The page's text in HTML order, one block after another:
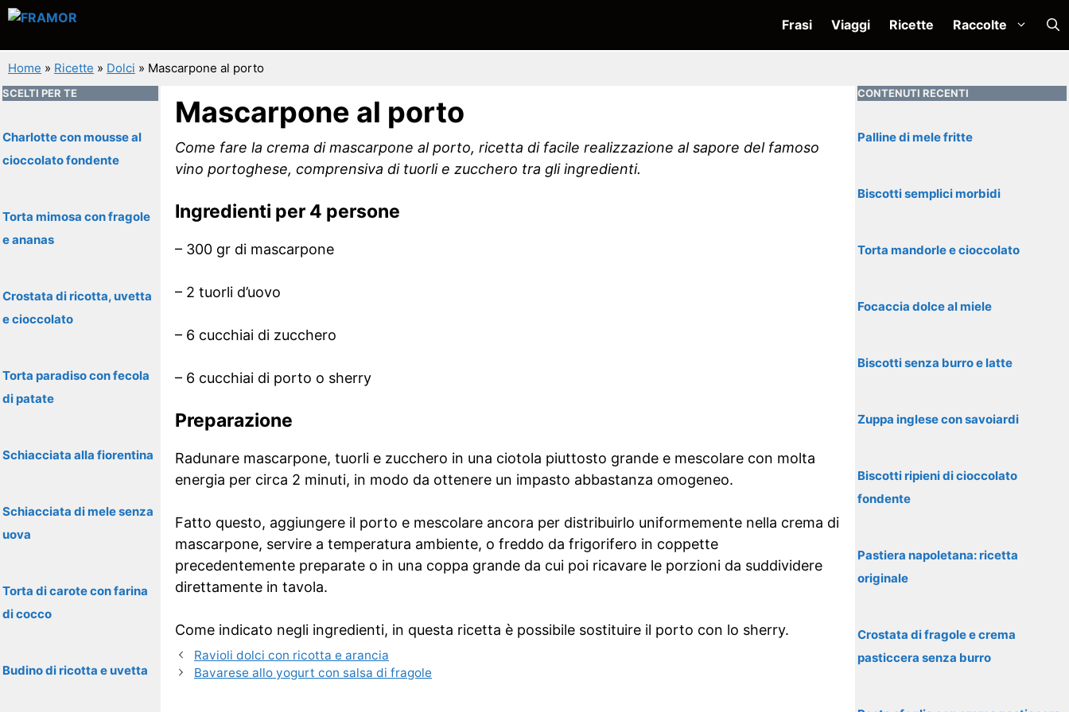
Vai
contenuto
Frasi Viaggi Ricette Raccolte
Home » Ricette » Dolci » Mascarpone al porto
Mascarpone al porto
Come fare la crema di mascarpone al porto, ricetta di facile realizzazione al sapore del famoso
vino portoghese, comprensiva di tuorli e zucchero tra gli ingredienti.
Ingredienti per 4 persone
– 300 gr di mascarpone
– 2 tuorli d’uovo
– 6 cucchiai di zucchero
– 6 cucchiai di porto o sherry
Preparazione
Radunare mascarpone, tuorli e zucchero in una ciotola piuttosto grande e mescolare con molta
energia per circa 2 minuti, in modo da ottenere un impasto abbastanza omogeneo.
Fatto questo, aggiungere il porto e mescolare ancora per distribuirlo uniformemente nella crema di
mascarpone, servire a temperatura ambiente, o freddo da frigorifero in coppette
precedentemente preparate o in una coppa grande da cui poi ricavare le porzioni da suddividere
direttamente in tavola.
Come indicato negli ingredienti, in questa ricetta è possibile sostituire il porto con lo sherry.
Ravioli dolci con ricotta e arancia
Bavarese allo yogurt con salsa di fragole
SCELTI PER TE
Charlotte con mousse al
cioccolato fondente
Torta mimosa con fragole
e ananas
Crostata di ricotta, uvetta
e cioccolato
Torta paradiso con fecola
di patate
Schiacciata alla fiorentina
Schiacciata di mele senza
uova
Torta di carote con farina
di cocco
Budino di ricotta e uvetta
CONTENUTI RECENTI
Palline di mele fritte
Biscotti semplici morbidi
Torta mandorle e cioccolato
Focaccia dolce al miele
Biscotti senza burro e latte
Zuppa inglese con savoiardi
Biscotti ripieni di cioccolato
fondente
Pastiera napoletana: ricetta
originale
Crostata di fragole e crema
pasticcera senza burro